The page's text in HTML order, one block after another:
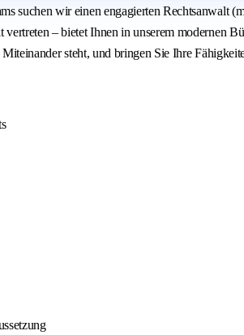
suchen wir einen engagierten
– bietet Ihnen in unserem modernen
steht, und bringen Sie Ihre